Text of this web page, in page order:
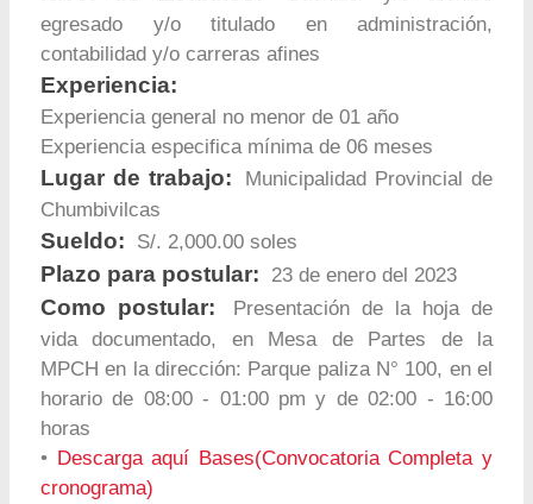
egresado y/o titulado en administración,
contabilidad y/o carreras afines
Experiencia:
Experiencia general no menor de 01 año
Experiencia especifica mínima de 06 meses
Lugar de trabajo:
Municipalidad Provincial de
Chumbivilcas
Sueldo: S/. 2,000.00 soles
Plazo para postular: 23 de enero del 2023
Como postular:
Presentación de la hoja de
vida documentado, en Mesa de Partes de la
MPCH en la dirección: Parque paliza N° 100, en el
horario de 08:00 - 01:00 pm y de 02:00 - 16:00
horas
•
Descarga aquí Bases(Convocatoria Completa y
cronograma)